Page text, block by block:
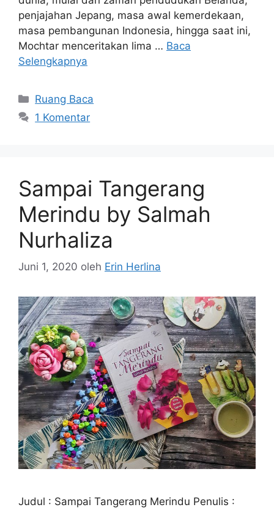
penjajahan Jepang, masa awal kemerdekaan,
masa pembangunan Indonesia, hingga saat ini,
Mochtar menceritakan lima … Baca
Selengkapnya
Kategori
Ruang Baca
1 Komentar
Sampai Tangerang
Merindu by Salmah
Nurhaliza
Juni 1, 2020 oleh Erin Herlina
Judul : Sampai Tangerang Merindu Penulis :